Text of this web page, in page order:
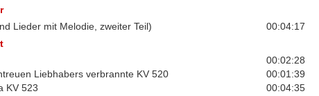
Lieder mit Melodie, zweiter Teil)
00:04:17
00:02:28
Liebhabers verbrannte KV 520
00:01:39
KV 523
00:04:35